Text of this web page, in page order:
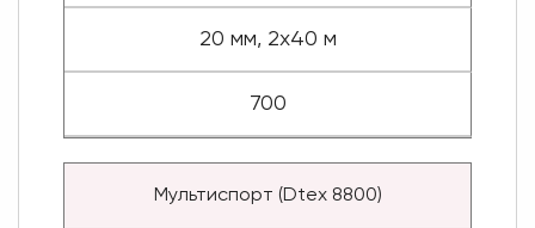
20 мм, 2x40 м
700
Мультиспорт (Dtex 8800)